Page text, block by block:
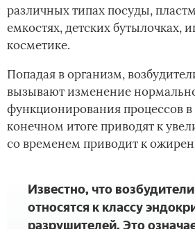
различных типах посуды,
емкостях, детских бутылочках,
косметике.
Попадая в организм,
вызывают изменение
функционирования процессов в
конечном итоге приводят к
со временем приводит к
Известно, что
относятся к классу
разрушителей. Это